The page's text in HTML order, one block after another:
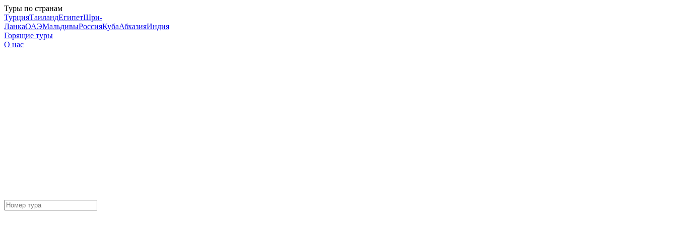
Туры по странам
ТурцияТаиландЕгипетШри-
ЛанкаОАЭМальдивыРоссияКубаАбхазияИндия
Горящие туры
О нас